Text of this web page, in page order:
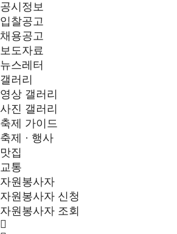
공시정보
입찰공고
채용공고
보도자료
뉴스레터
갤러리
영상 갤러리
사진 갤러리
축제 가이드
축제 · 행사
맛집
교통
자원봉사자
자원봉사자 신청
자원봉사자 조회